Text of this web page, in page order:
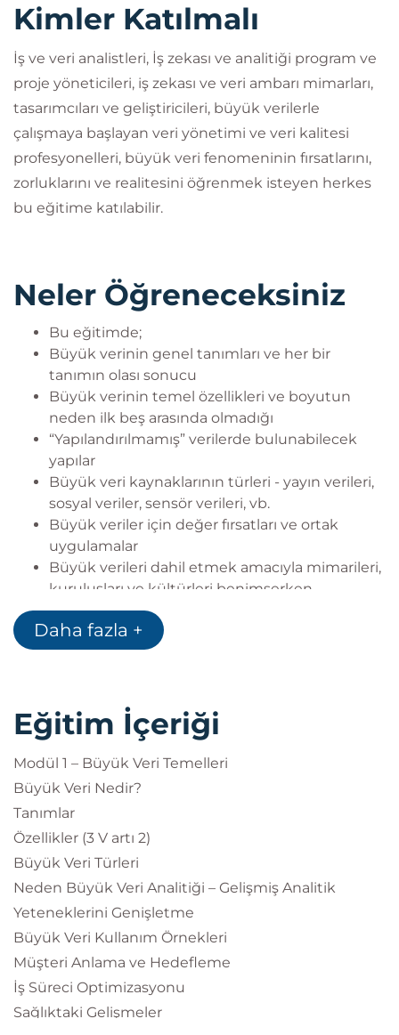
Kimler Katılmalı
İş ve veri analistleri, İş zekası ve analitiği program ve
proje yöneticileri, iş zekası ve veri ambarı mimarları,
tasarımcıları ve geliştiricileri, büyük verilerle
çalışmaya başlayan veri yönetimi ve veri kalitesi
profesyonelleri, büyük veri fenomeninin fırsatlarını,
zorluklarını ve realitesini öğrenmek isteyen herkes
bu eğitime katılabilir.
Neler Öğreneceksiniz
Bu eğitimde;
Büyük verinin genel tanımları ve her bir
tanımın olası sonucu
Büyük verinin temel özellikleri ve boyutun
neden ilk beş arasında olmadığı
“Yapılandırılmamış” verilerde bulunabilecek
yapılar
Büyük veri kaynaklarının türleri - yayın verileri,
sosyal veriler, sensör verileri, vb.
Büyük veriler için değer fırsatları ve ortak
uygulamalar
Büyük verileri dahil etmek amacıyla mimarileri,
kuruluşları ve kültürleri benimserken
değerlendirilecek hususlar
Büyük veri süreçlerinin, araçlarının ve
teknolojilerinin kapsamı
Daha fazla +
Eğitim İçeriği
Modül 1 – Büyük Veri Temelleri
Büyük Veri Nedir?
Tanımlar
Özellikler (3 V artı 2)
Büyük Veri Türleri
Neden Büyük Veri Analitiği – Gelişmiş Analitik
Yeteneklerini Genişletme
Büyük Veri Kullanım Örnekleri
Müşteri Anlama ve Hedefleme
İş Süreci Optimizasyonu
Sağlıktaki Gelişmeler